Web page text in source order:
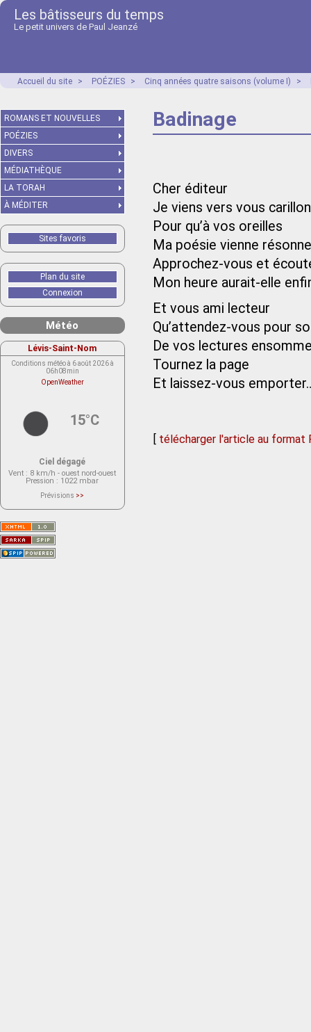
Les bâtisseurs du temps
Le petit univers de Paul Jeanzé
Accueil du site > POÉZIES > Cinq années quatre saisons (volume I) >
Badinage
Cher éditeur
Je viens vers vous
Pour qu’à vos oreilles
Ma poésie vienne
Approchez-vous et
Mon heure aurait-elle
Et vous ami lecteur
Qu’attendez-vous pour
De vos lectures
Tournez la page
Et laissez-vous
[ télécharger l'article au format
ROMANS ET NOUVELLES
POÉZIES
DIVERS
MÉDIATHÈQUE
LA TORAH
À MÉDITER
Sites favoris
Plan du site
Connexion
Météo
Lévis-Saint-Nom
Conditions météo à 6 août 2026 à
06h08min
OpenWeather
15°C
Ciel dégagé
Vent : 8 km/h - ouest nord-ouest
Pression : 1022 mbar
Prévisions >>
actuellement aucune prévision
Saint-Nom.
Veuillez consulter le message du
service ci-dessous.
(401 - Invalid API key. Please see
https://openweathermap.org/faq#error401